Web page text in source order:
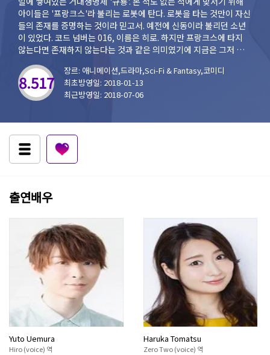
아이들은 '프랑크스'라 불리는 로봇에 탄다. 로봇을 타는 것만이 자신
들의 존재를 증명하는 것이라 믿고서. 예전에 신동이라 불리던 소년
이 있었다. 코드 넘버는 016, 이름은 히로. 하지만 프랑크스에 타지
않는다면 존재하지 않는다는 것과 같은 의미였기에 지금은 그저 낙오
머리에 뿔이 달린 의문의 소녀 제로 투가 나타났다. "찾았다, 나의 달
링."
8.517
장르: 애니메이션,드라마,Sci-Fi & Fantasy,코미디
최초방영일: 2018-01-13
최근방영일: 2018-07-06
출연배우
Yuto Uemura
Hiro (voice) 역
Haruka Tomatsu
Zero Two (voice) 역